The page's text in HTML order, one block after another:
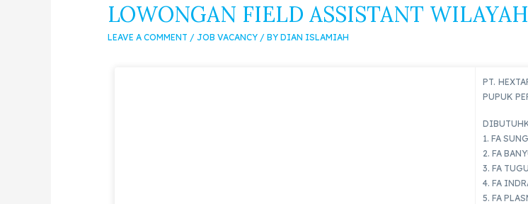
LOWONGAN FIELD ASSISTANT
LEAVE A COMMENT /JOB VACANCY / BYDIAN ISLAMIAH
PT.
PUPUK
1. FA
2. FA
3. FA
4. FA
5. FA